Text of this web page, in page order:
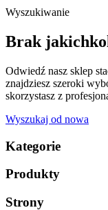
Wyszukiwanie
Brak
Odwiedź nasz sklep
znajdziesz szeroki
skorzystasz z
Wyszukaj od nowa
Kategorie
Produkty
Strony